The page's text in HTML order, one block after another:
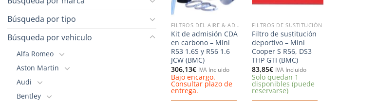
Búsqueda por tipo
Búsqueda por vehiculo
Alfa Romeo
Aston Martin
Audi
Bentley
FILTROS DEL AIRE & ADMISIONES
Kit de admisión CDA
en carbono – Mini
R53 1.6S y R56 1.6
JCW (BMC)
306,13€ IVA Incluido
Bajo encargo.
Consultar plazo de
entrega.
FILTROS DE SUSTITUCIÓN
Filtro de sustitución
deportivo – Mini
Cooper S R56, DS3
THP GTI (BMC)
83,85€ IVA Incluido
Solo quedan 1
disponibles (puede
reservarse)